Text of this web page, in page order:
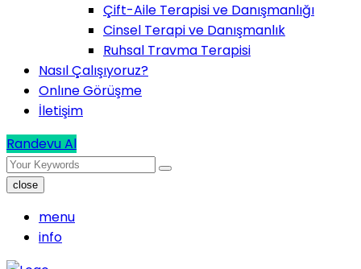
Çift-Aile Terapisi ve Danışmanlığı
Cinsel Terapi ve Danışmanlık
Ruhsal Travma Terapisi
Nasıl Çalışıyoruz?
Onlıne Görüşme
İletişim
Randevu Al
close
menu
info